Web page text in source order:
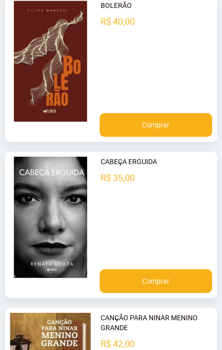
BOLERÃO
R$ 40,00
Comprar
CABEÇA ERGUIDA
R$ 35,00
Comprar
CANÇÃO PARA NINAR MENINO
GRANDE
R$ 42,00